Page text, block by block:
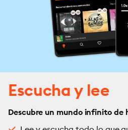
Escucha y lee
Descubre un mundo infinito de